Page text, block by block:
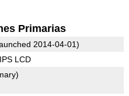
Primarias
2014-04-01)
LCD